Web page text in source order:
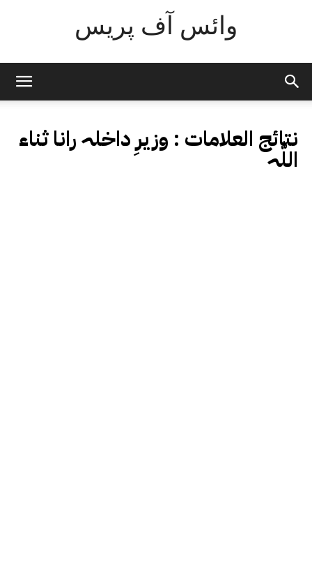
وائس آف پریس
نتائج العلامات : وزیرِ داخلہ رانا ثناء
اللّٰہ